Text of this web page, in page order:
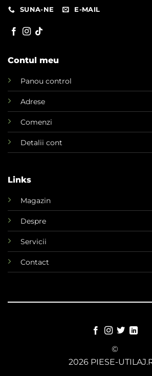
SUNA-NE E-MAIL
Contul meu
Panou control
Adrese
Comenzi
Detalii cont
Links
Magazin
Despre
Servicii
Contact
©
2026 PIESE-